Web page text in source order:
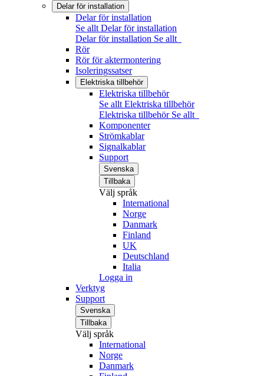
Delar för installation
Delar för installation
Se allt Delar för installation
Delar för installation Se allt
Rör
Rör för aktermontering
Isoleringssatser
Elektriska tillbehör
Elektriska tillbehör
Se allt Elektriska tillbehör
Elektriska tillbehör Se allt
Komponenter
Strömkablar
Signalkablar
Support
Svenska
Tillbaka
Välj språk
International
Norge
Danmark
Finland
UK
Deutschland
Italia
Logga in
Verktyg
Support
Svenska
Tillbaka
Välj språk
International
Norge
Danmark